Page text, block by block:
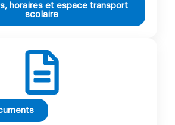
horaires et espace transport
scolaire